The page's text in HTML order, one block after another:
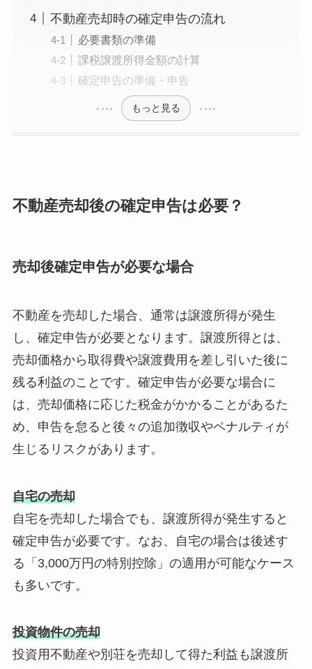
不動産売却時の確定申告の流れ
必要書類の準備
課税譲渡所得金額の計算
確定申告の準備・申告
もっと見る
不動産売却後の確定申告は必要？
売却後確定申告が必要な場合
不動産を売却した場合、通常は譲渡所得が発生
し、確定申告が必要となります。譲渡所得とは、
売却価格から取得費や譲渡費用を差し引いた後に
残る利益のことです。確定申告が必要な場合に
は、売却価格に応じた税金がかかることがあるた
め、申告を怠ると後々の追加徴収やペナルティが
生じるリスクがあります。
自宅の売却
自宅を売却した場合でも、譲渡所得が発生すると
確定申告が必要です。なお、自宅の場合は後述す
る「3,000万円の特別控除」の適用が可能なケース
も多いです。
投資物件の売却
投資用不動産や別荘を売却して得た利益も譲渡所